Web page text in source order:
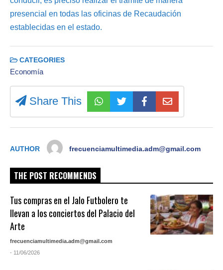
presencial en todas las oficinas de Recaudación
establecidas en el estado.
CATEGORIES
Economía
Share This
AUTHOR frecuenciamultimedia.adm@gmail.com
THE POST RECOMMENDS
Tus compras en el Jalo Futbolero te
llevan a los conciertos del Palacio del
Arte
frecuenciamultimedia.adm@gmail.com
- 11/06/2026